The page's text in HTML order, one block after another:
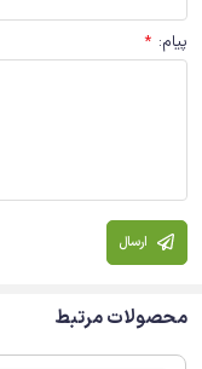
پیام:
*
ارسال
محصولات مرتبط